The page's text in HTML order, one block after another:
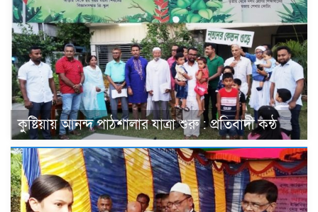
কুষ্টিয়ায় আনন্দ পাঠশালার যাত্রা শুরু : প্রতিবাদী কন্ঠ